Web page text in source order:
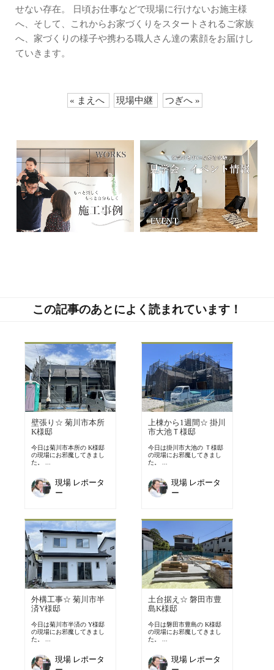
せない存在。 日頃お仕事などで現場に行けないお施主様
へ、そして、これからお家づくりをスタートされるご家族
へ、家づくりの様子や携わる職人さん達の素顔をお届けし
ていきます。
« まえへ 現場中継 つぎへ »
この記事のあとによく読まれています！
壁張り☆ 菊川市本所
K様邸
今日は菊川市本所の K様邸
の現場にお邪魔してきまし
た。 ...
現場 レポータ
ー
上棟から1週間☆ 掛川
市大池Ｔ様邸
今日は掛川市大池の Ｔ様邸
の現場にお邪魔してきまし
た。 ...
現場 レポータ
ー
外構工事☆ 菊川市半
済Y様邸
今日は菊川市半済の Y様邸
の現場にお邪魔してきまし
た。 ...
現場 レポータ
土台据え☆ 磐田市豊
島K様邸
今日は磐田市豊島の K様邸
の現場にお邪魔してきまし
た。 ...
現場 レポータ